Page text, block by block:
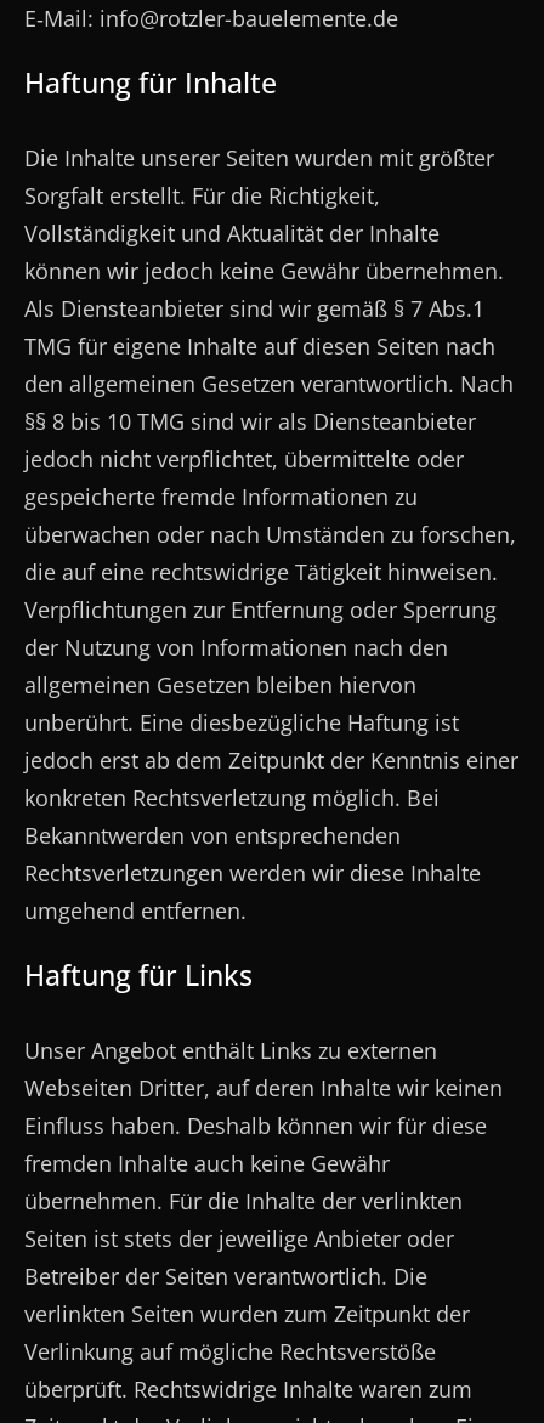
E‑Mail: info@rotzler-bauelemente.de
Haftung für Inhalte
Die Inhalte unserer Seiten wurden mit größter
Sorgfalt erstellt. Für die Richtigkeit,
Vollständigkeit und Aktualität der Inhalte
können wir jedoch keine Gewähr übernehmen.
Als Diensteanbieter sind wir gemäß § 7 Abs.1
TMG für eigene Inhalte auf diesen Seiten nach
den allgemeinen Gesetzen verantwortlich. Nach
§§ 8 bis 10 TMG sind wir als Diensteanbieter
jedoch nicht verpflichtet, übermittelte oder
gespeicherte fremde Informationen zu
überwachen oder nach Umständen zu forschen,
die auf eine rechtswidrige Tätigkeit hinweisen.
Verpflichtungen zur Entfernung oder Sperrung
der Nutzung von Informationen nach den
allgemeinen Gesetzen bleiben hiervon
unberührt. Eine diesbezügliche Haftung ist
jedoch erst ab dem Zeitpunkt der Kenntnis einer
konkreten Rechtsverletzung möglich. Bei
Bekanntwerden von entsprechenden
Rechtsverletzungen werden wir diese Inhalte
umgehend entfernen.
Haftung für Links
Unser Angebot enthält Links zu externen
Webseiten Dritter, auf deren Inhalte wir keinen
Einfluss haben. Deshalb können wir für diese
fremden Inhalte auch keine Gewähr
übernehmen. Für die Inhalte der verlinkten
Seiten ist stets der jeweilige Anbieter oder
Betreiber der Seiten verantwortlich. Die
verlinkten Seiten wurden zum Zeitpunkt der
Verlinkung auf mögliche Rechtsverstöße
überprüft. Rechtswidrige Inhalte waren zum